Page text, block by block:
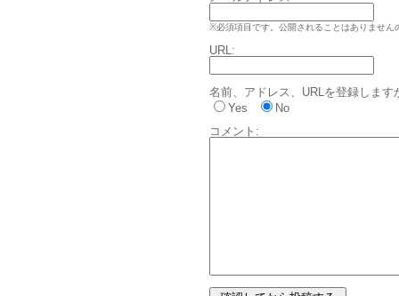
※必須項目です。公開されることはありません
URL:
名前、アドレス、URLを登録します
Yes
No
コメント: